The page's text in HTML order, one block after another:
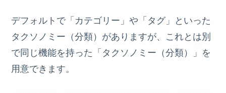
デフォルトで「カテゴリー」や「タグ」といった
タクソノミー（分類）がありますが、これとは別
で同じ機能を持った「タクソノミー（分類）」を
用意できます。